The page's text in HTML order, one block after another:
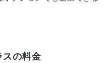
スの料金